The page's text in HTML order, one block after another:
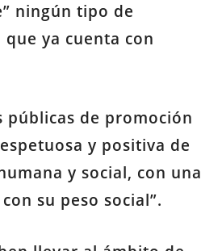
ningún tipo de
ya cuenta con
públicas de promoción
y positiva de
y social, con una
su peso social”.